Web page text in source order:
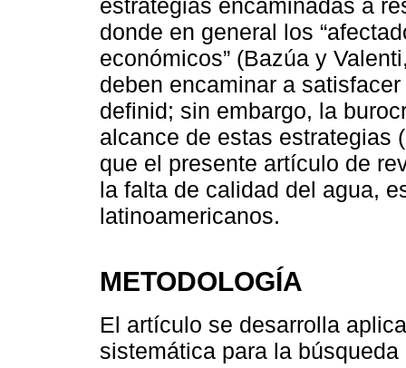
estrategias encaminadas a
donde en general los
económicos” (Bazúa y
deben encaminar a
definid; sin embargo, la
alcance de estas estrategias
que el presente artículo de
la falta de calidad del agua,
latinoamericanos.
METODOLOGÍA
El artículo se desarrolla
sistemática para la